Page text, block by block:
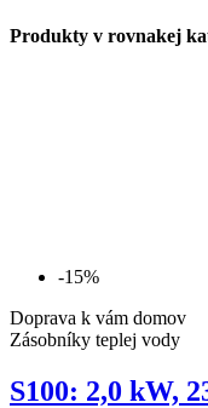
Produkty v rovnakej
-15%
Doprava k vám domov
Zásobníky teplej vody
S100: 2,0 kW,